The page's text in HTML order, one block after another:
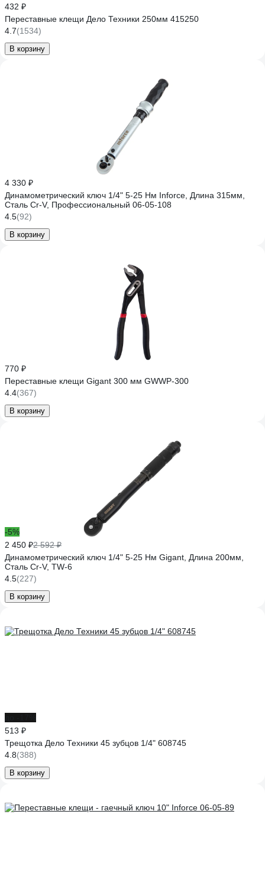
432 ₽
Переставные клещи Дело Техники 250мм 415250
4.7(1534)
В корзину
4 330 ₽
Динамометрический ключ 1/4" 5-25 Нм Inforce, Длина 315мм,
Сталь Cr-V, Профессиональный 06-05-108
4.5(92)
В корзину
770 ₽
Переставные клещи Gigant 300 мм GWWP-300
4.4(367)
В корзину
-5%
2 450 ₽2 592 ₽
Динамометрический ключ 1/4" 5-25 Нм Gigant, Длина 200мм,
Сталь Cr-V, TW-6
4.5(227)
В корзину
513 ₽
Трещотка Дело Техники 45 зубцов 1/4" 608745
4.8(388)
В корзину